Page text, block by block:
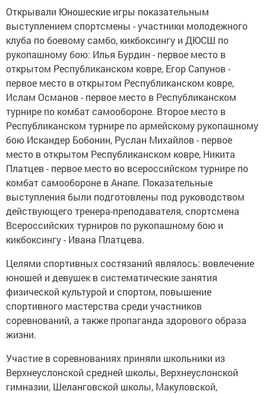
Открывали Юношеские игры показательным
выступлением спортсмены - участники молодежного
клуба по боевому самбо, кикбоксингу и ДЮСШ по
рукопашному бою: Илья Бурдин - первое место в
открытом Республиканском ковре, Егор Сапунов -
первое место в открытом Республиканском ковре,
Ислам Османов - первое место в Республиканском
турнире по комбат самообороне. Второе место в
Республиканском турнире по армейскому рукопашному
бою Искандер Бобонин, Руслан Михайлов - первое
место в открытом Республиканском ковре, Никита
Платцев - первое место во всероссийском турнире по
комбат самообороне в Анапе. Показательные
выступления были подготовлены под руководством
действующего тренера-преподавателя, спортсмена
Всероссийских турниров по рукопашному бою и
кикбоксингу - Ивана Платцева.
Целями спортивных состязаний являлось: вовлечение
юношей и девушек в систематические занятия
физической культурой и спортом, повышение
спортивного мастерства среди участников
соревнований, а также пропаганда здорового образа
жизни.
Участие в соревнованиях приняли школьники из
Верхнеуслонской средней школы, Верхнеуслонской
гимназии, Шеланговской школы, Макуловской,